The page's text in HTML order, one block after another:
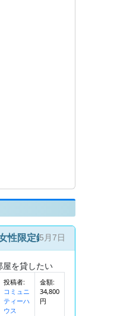
分〜35分！女性6名限定
上野・秋葉原・東京・新橋
性限定鍵付き個室34800円
5月7日
屋を貸したい
投稿者:
コミュニ
ティーハ
ウス
金額:
34,800
円